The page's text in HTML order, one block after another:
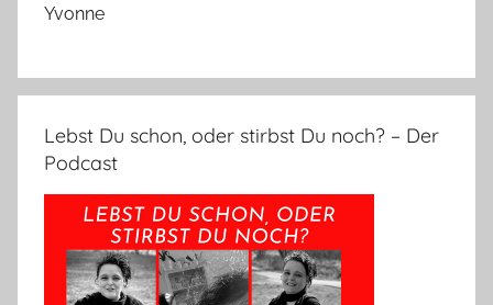
Yvonne
Lebst Du schon, oder stirbst Du noch? – Der
Podcast